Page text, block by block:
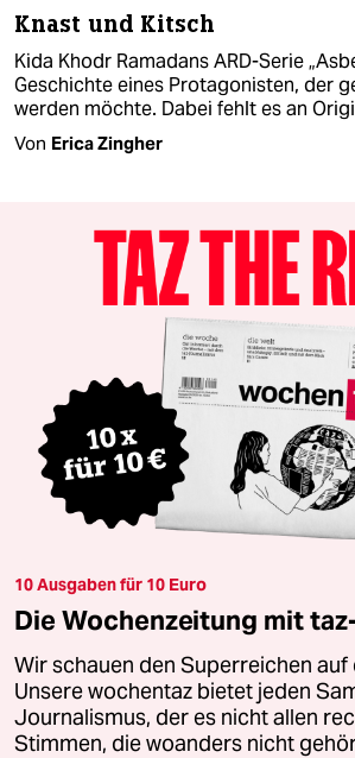
Knast und Kitsch
Kida Khodr Ramadans ARD-Serie
Geschichte eines Protagonisten, der
werden möchte. Dabei fehlt es an
Von Erica Zingher
10 Ausgaben für 10 Euro
Die Wochenzeitung mit
Wir schauen den Superreichen auf
Unsere wochentaz bietet jeden
Journalismus, der es nicht allen
Stimmen, die woanders nicht